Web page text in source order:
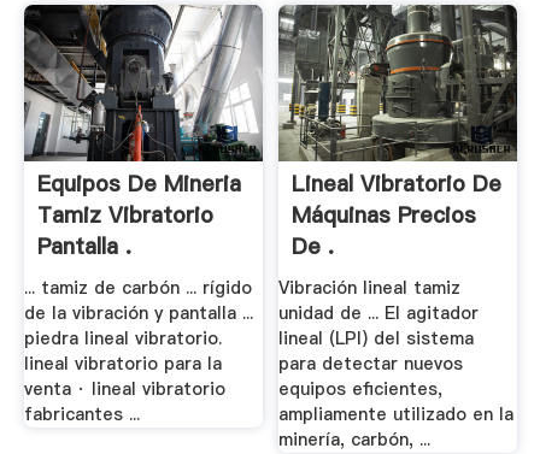
Equipos De Mineria
Tamiz Vibratorio
Pantalla .
... tamiz de carbón ... rígido
de la vibración y pantalla ...
piedra lineal vibratorio.
lineal vibratorio para la
venta · lineal vibratorio
fabricantes ...
Lineal Vibratorio De
Máquinas Precios
De .
Vibración lineal tamiz
unidad de ... El agitador
lineal (LPI) del sistema
para detectar nuevos
equipos eficientes,
ampliamente utilizado en la
minería, carbón, ...